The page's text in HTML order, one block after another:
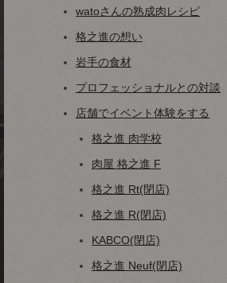
watoさんの熟成肉レシピ
格之進の想い
岩手の食材
プロフェッショナルとの対談
店舗でイベント体験をする
格之進 肉学校
肉屋 格之進 F
格之進 Rt(閉店)
格之進 R(閉店)
KABCO(閉店)
格之進 Neuf(閉店)